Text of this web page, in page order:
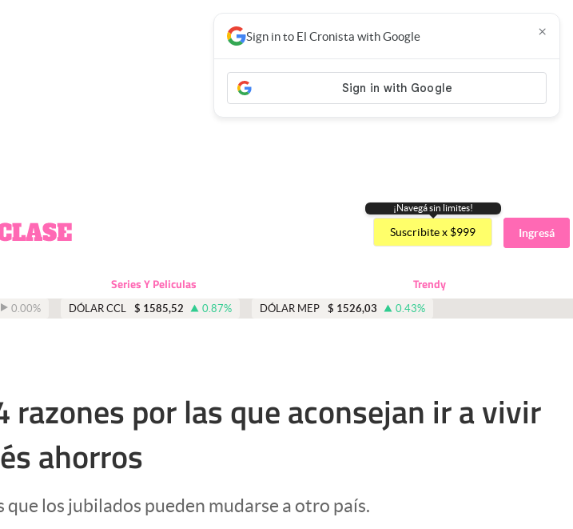
¡Navegá sin limites!
Suscribite x $999 Ingresá
Series Y Peliculas Trendy
0.00% DÓLAR CCL $ 1585,52 0.87% DÓLAR MEP $ 1526,03 0.43%
Sign in to El Cronista with Google ×
por las que aconsejan ir a vivir
ahorros
los jubilados pueden mudarse a otro país.